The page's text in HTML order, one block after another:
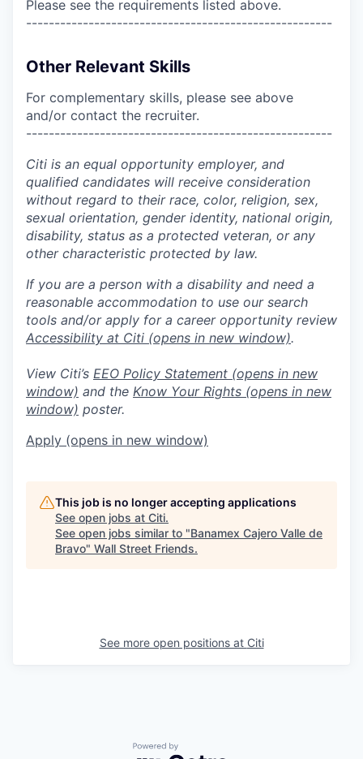
Please see the requirements listed above.
------------------------------------------------------
Other Relevant Skills
For complementary skills, please see above
and/or contact the recruiter.
------------------------------------------------------
Citi is an equal opportunity employer, and
qualified candidates will receive consideration
without regard to their race, color, religion, sex,
sexual orientation, gender identity, national origin,
disability, status as a protected veteran, or any
other characteristic protected by law.
If you are a person with a disability and need a
reasonable accommodation to use our search
tools and/or apply for a career opportunity review
Accessibility at Citi (opens in new window).
View Citi’s EEO Policy Statement (opens in new
window) and the Know Your Rights (opens in new
window) poster.
Apply (opens in new window)
This job is no longer accepting applications
See open jobs at Citi.
See open jobs similar to "Banamex Cajero Valle de
Bravo" Wall Street Friends.
See more open positions at Citi
Powered by Getro.com